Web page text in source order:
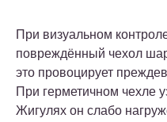
При визуальном
повреждённый чехол
это провоцирует
При герметичном чехле
Жигулях он слабо